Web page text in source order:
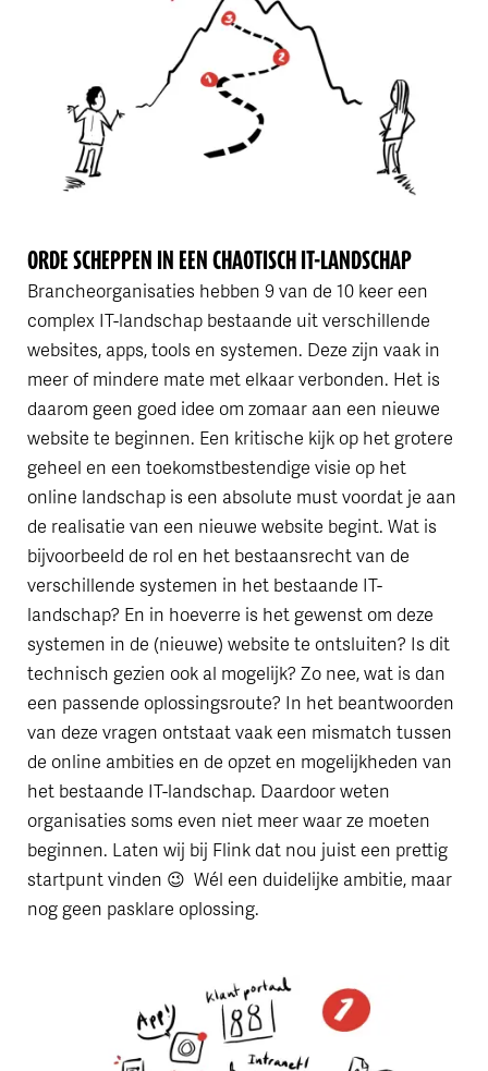
ORDE SCHEPPEN IN EEN CHAOTISCH IT-LANDSCHAP
Brancheorganisaties hebben 9 van de 10 keer een
complex IT-landschap bestaande uit verschillende
websites, apps, tools en systemen. Deze zijn vaak in
meer of mindere mate met elkaar verbonden. Het is
daarom geen goed idee om zomaar aan een nieuwe
website te beginnen. Een kritische kijk op het grotere
geheel en een toekomstbestendige visie op het
online landschap is een absolute must voordat je aan
de realisatie van een nieuwe website begint. Wat is
bijvoorbeeld de rol en het bestaansrecht van de
verschillende systemen in het bestaande IT-
landschap? En in hoeverre is het gewenst om deze
systemen in de (nieuwe) website te ontsluiten? Is dit
technisch gezien ook al mogelijk? Zo nee, wat is dan
een passende oplossingsroute? In het beantwoorden
van deze vragen ontstaat vaak een mismatch tussen
de online ambities en de opzet en mogelijkheden van
het bestaande IT-landschap. Daardoor weten
organisaties soms even niet meer waar ze moeten
beginnen. Laten wij bij Flink dat nou juist een prettig
startpunt vinden 😉 Wél een duidelijke ambitie, maar
nog geen pasklare oplossing.